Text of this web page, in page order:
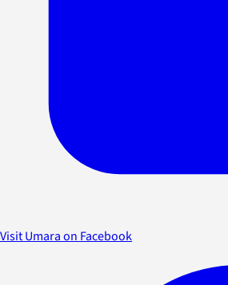
Visit Umara on Facebook